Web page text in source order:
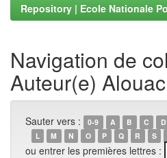
Repository | Ecole Nationale
Navigation de
Auteur(e)
Sauter vers : 0-9 A B C D
L
M N O P Q R S
ou entrer les premières lettres :